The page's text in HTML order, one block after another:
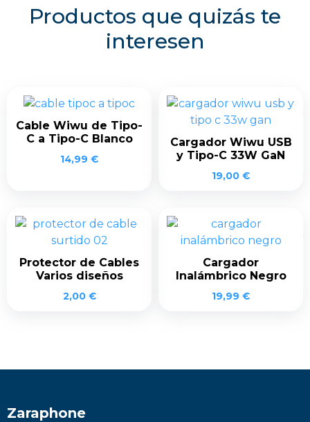
Productos que quizás te
interesen
Cable Wiwu de Tipo-
C a Tipo-C Blanco
14,99 €
Cargador Wiwu USB
y Tipo-C 33W GaN
19,00 €
Protector de Cables
Varios diseños
2,00 €
Cargador
Inalámbrico Negro
19,99 €
Zaraphone